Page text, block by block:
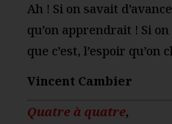
Ah ! Si on savait
qu’on apprendrait ! Si
que c’est, l’espoir qu’on
Vincent Cambier
Quatre à quatre,